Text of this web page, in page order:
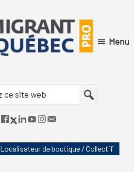
Menu
Localisateur de boutique / Collectif